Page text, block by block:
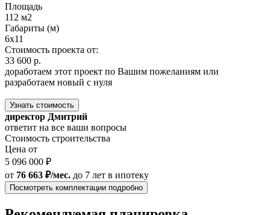
Площадь
112 м2
Габариты (м)
6x11
Стоимость проекта от:
33 600 р.
доработаем этот проект по Вашим пожеланиям или
разработаем новый с нуля
Узнать стоимость
директор Дмитрий
ответит на все ваши вопросы
Стоимость строительства
Цена от
5 096 000 ₽
от 76 663 ₽/мес. до 7 лет в ипотеку
Посмотреть комплектации подробно